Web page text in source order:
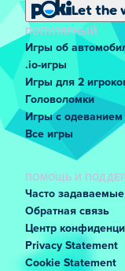
Let the
ПОПУЛЯРНЫЙ
Игры об
.io-игры
Игры для 2
Головоломки
Игры с одеванием
Все игры
ПОМОЩЬ И
Часто
Обратная связь
Центр
Privacy Statement
Cookie Statement